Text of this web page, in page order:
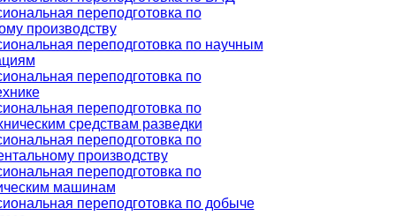
переподготовка по
производству
переподготовка по научным
переподготовка по
переподготовка по
средствам разведки
переподготовка по
производству
переподготовка по
машинам
переподготовка по добыче